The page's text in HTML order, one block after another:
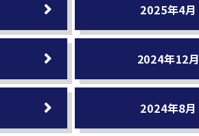
2025年4月
2024年12月
2024年8月